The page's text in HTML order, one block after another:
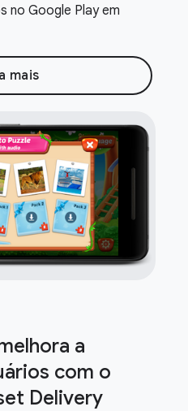
no Google Play em
mais
a
com o
Delivery